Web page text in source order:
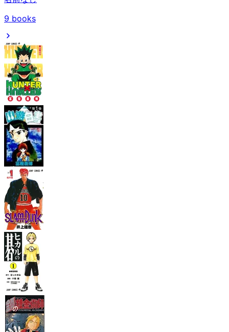
9 books